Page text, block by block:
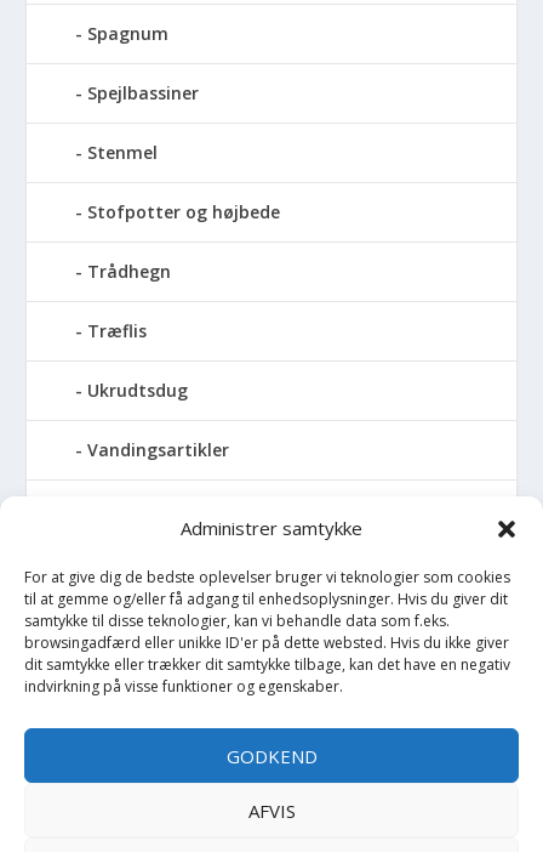
Administrer samtykke
For at give dig de bedste oplevelser bruger vi teknologier som cookies
til at gemme og/eller få adgang til enhedsoplysninger. Hvis du giver dit
samtykke til disse teknologier, kan vi behandle data som f.eks.
browsingadfærd eller unikke ID'er på dette websted. Hvis du ikke giver
dit samtykke eller trækker dit samtykke tilbage, kan det have en negativ
indvirkning på visse funktioner og egenskaber.
GODKEND
AFVIS
Spagnum
Spejlbassiner
Stenmel
Stofpotter og højbede
Trådhegn
Træflis
Ukrudtsdug
Vandingsartikler
Vildthegn
vækstdug
Maling